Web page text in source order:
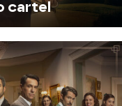
cartel
GRUPAL